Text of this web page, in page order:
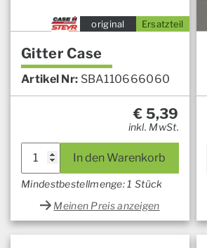
Ersatzteil
original
Gitter Case
Artikel Nr: SBA110666060
€ 5,39
inkl. MwSt.
In den Warenkorb
Mindestbestellmenge: 1 Stück
Meinen Preis anzeigen